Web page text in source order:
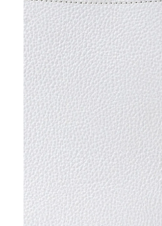
ログイン / 新規登録
買い物かご
検索